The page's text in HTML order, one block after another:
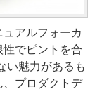
アルフォーカ
でピントを合
い魅力があるも
プロダクトデ